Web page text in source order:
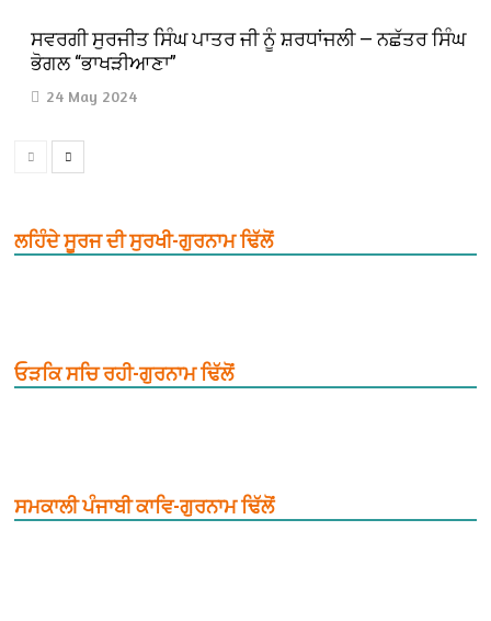
ਸਵਰਗੀ ਸੁਰਜੀਤ ਸਿੰਘ ਪਾਤਰ ਜੀ ਨੂੰ ਸ਼ਰਧਾਂਜਲੀ — ਨਛੱਤਰ ਸਿੰਘ
ਭੋਗਲ “ਭਾਖੜੀਆਣਾ”
24 May 2024
ਲਹਿੰਦੇ ਸੂਰਜ ਦੀ ਸੁਰਖੀ-ਗੁਰਨਾਮ ਢਿੱਲੋਂ
ਓੜਕਿ ਸਚਿ ਰਹੀ-ਗੁਰਨਾਮ ਢਿੱਲੋਂ
ਸਮਕਾਲੀ ਪੰਜਾਬੀ ਕਾਵਿ-ਗੁਰਨਾਮ ਢਿੱਲੋਂ